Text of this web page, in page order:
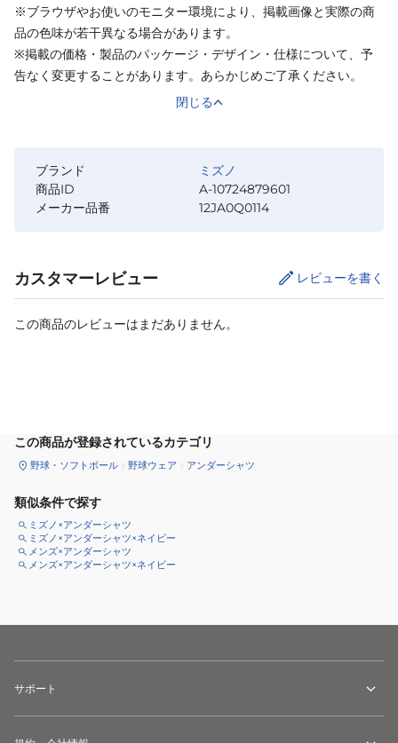
※ブラウザやお使いのモニター環境により、掲載画像と実際の商
品の色味が若干異なる場合があります。
※掲載の価格・製品のパッケージ・デザイン・仕様について、予
告なく変更することがあります。あらかじめご了承ください。
閉じる
ブランド
ミズノ
商品ID
A-10724879601
メーカー品番
12JA0Q0114
カスタマーレビュー レビューを書く
この商品のレビューはまだありません。
この商品が登録されているカテゴリ
野球・ソフトボール 野球ウェア アンダーシャツ
類似条件で探す
ミズノ×アンダーシャツ
ミズノ×アンダーシャツ×ネイビー
メンズ×アンダーシャツ
メンズ×アンダーシャツ×ネイビー
サポート